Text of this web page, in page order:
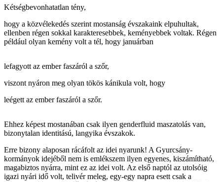
Kétségbevonhatatlan tény,
hogy a közvélekedés szerint mostanság évszakaink elpuhultak,
ellenben régen sokkal karakteresebbek, keményebbek voltak. Régen
például olyan kemény volt a tél, hogy januárban
lefagyott az ember faszáról a szőr,
viszont nyáron meg olyan tökös kánikula volt, hogy
leégett az ember faszáról a szőr.
Ehhez képest mostanában csak ilyen genderfluid maszatolás van,
bizonytalan identitású, langyika évszakok.
Erre bizony alaposan rácáfolt az idei nyarunk! A Gyurcsány-
kormányok idejéből nem is emlékszem ilyen egyenes, kiszámítható,
magabiztos nyárra, mint ez az idei volt. Az első naptól az utolsóig
igazi nyári idő volt, telivér meleg, egy-egy napra esett csak a